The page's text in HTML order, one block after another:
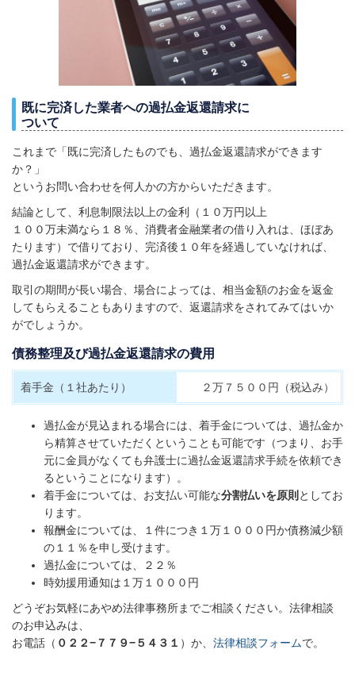
既に完済した業者への過払金返還請求に
ついて
これまで「既に完済したものでも、過払金返還請求ができます
か？」
というお問い合わせを何人かの方からいただきます。
結論として、利息制限法以上の金利（１０万円以上
１００万未満なら１８％、消費者金融業者の借り入れは、ほぼあ
たります）で借りており、完済後１０年を経過していなければ、
過払金返還請求ができます。
取引の期間が長い場合、場合によっては、相当金額のお金を返金
してもらえることもありますので、返還請求をされてみてはいか
がでしょうか。
債務整理及び過払金返還請求の費用
着手金（１社あたり） ２万７５００円（税込み）
過払金が見込まれる場合には、着手金については、過払金か
ら精算させていただくということも可能です（つまり、お手
元に金員がなくても弁護士に過払金返還請求手続を依頼でき
るということになります）。
着手金については、お支払い可能な分割払いを原則 としてお
ります。
報酬金については、１件につき１万１０００円か債務減少額
の１１％を申し受けます。
過払金については、２２％
時効援用通知は１万１０００円
どうぞお気軽にあやめ法律事務所までご相談ください。法律相談
のお申込みは、
お電話（ ０２２−７７９−５４３１ ）か、 法律相談フォームで。